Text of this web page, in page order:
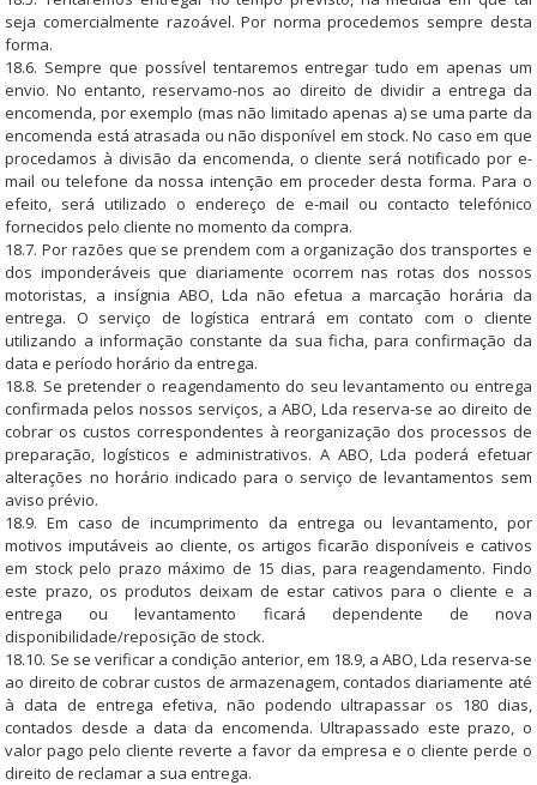
seja comercialmente razoável. Por norma procedemos sempre desta
forma.
18.6. Sempre que possível tentaremos entregar tudo em apenas um
envio. No entanto, reservamo-nos ao direito de dividir a entrega da
encomenda, por exemplo (mas não limitado apenas a) se uma parte da
encomenda está atrasada ou não disponível em stock. No caso em que
procedamos à divisão da encomenda, o cliente será notificado por e-
mail ou telefone da nossa intenção em proceder desta forma. Para o
efeito, será utilizado o endereço de e-mail ou contacto telefónico
fornecidos pelo cliente no momento da compra.
18.7. Por razões que se prendem com a organização dos transportes e
dos imponderáveis que diariamente ocorrem nas rotas dos nossos
motoristas, a insígnia ABO, Lda não efetua a marcação horária da
entrega. O serviço de logística entrará em contato com o cliente
utilizando a informação constante da sua ficha, para confirmação da
data e período horário da entrega.
18.8. Se pretender o reagendamento do seu levantamento ou entrega
confirmada pelos nossos serviços, a ABO, Lda reserva-se ao direito de
cobrar os custos correspondentes à reorganização dos processos de
preparação, logísticos e administrativos. A ABO, Lda poderá efetuar
alterações no horário indicado para o serviço de levantamentos sem
aviso prévio.
18.9. Em caso de incumprimento da entrega ou levantamento, por
motivos imputáveis ao cliente, os artigos ficarão disponíveis e cativos
em stock pelo prazo máximo de 15 dias, para reagendamento. Findo
este prazo, os produtos deixam de estar cativos para o cliente e a
entrega ou levantamento ficará dependente de nova
disponibilidade/reposição de stock.
18.10. Se se verificar a condição anterior, em 18.9, a ABO, Lda reserva-se
ao direito de cobrar custos de armazenagem, contados diariamente até
à data de entrega efetiva, não podendo ultrapassar os 180 dias,
contados desde a data da encomenda. Ultrapassado este prazo, o
valor pago pelo cliente reverte a favor da empresa e o cliente perde o
direito de reclamar a sua entrega.